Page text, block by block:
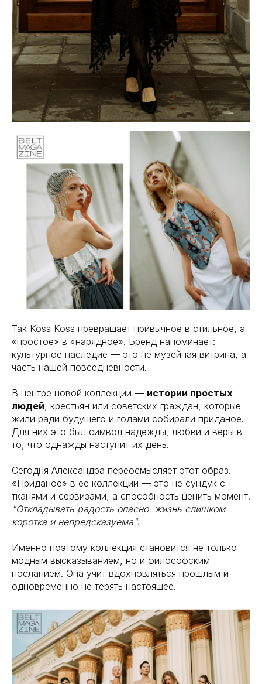
Так Koss Koss превращает привычное в стильное, а
«простое» в «нарядное». Бренд напоминает:
культурное наследие — это не музейная витрина, а
часть нашей повседневности.
В центре новой коллекции — истории простых
людей , крестьян или советских граждан, которые
жили ради будущего и годами собирали приданое.
Для них это был символ надежды, любви и веры в
то, что однажды наступит их день.
Сегодня Александра переосмысляет этот образ.
«Приданое» в ее коллекции — это не сундук с
тканями и сервизами, а способность ценить момент.
"Откладывать радость опасно: жизнь слишком
коротка и непредсказуема".
Именно поэтому коллекция становится не только
модным высказыванием, но и философским
посланием. Она учит вдохновляться прошлым и
одновременно не терять настоящее.